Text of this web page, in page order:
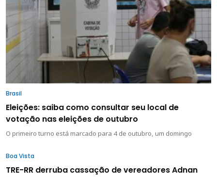
Brasil
Eleições: saiba como consultar seu local de
votação nas eleições de outubro
O primeiro turno está marcado para 4 de outubro, um domingo
Boa Vista
TRE-RR derruba cassação de vereadores Adnan